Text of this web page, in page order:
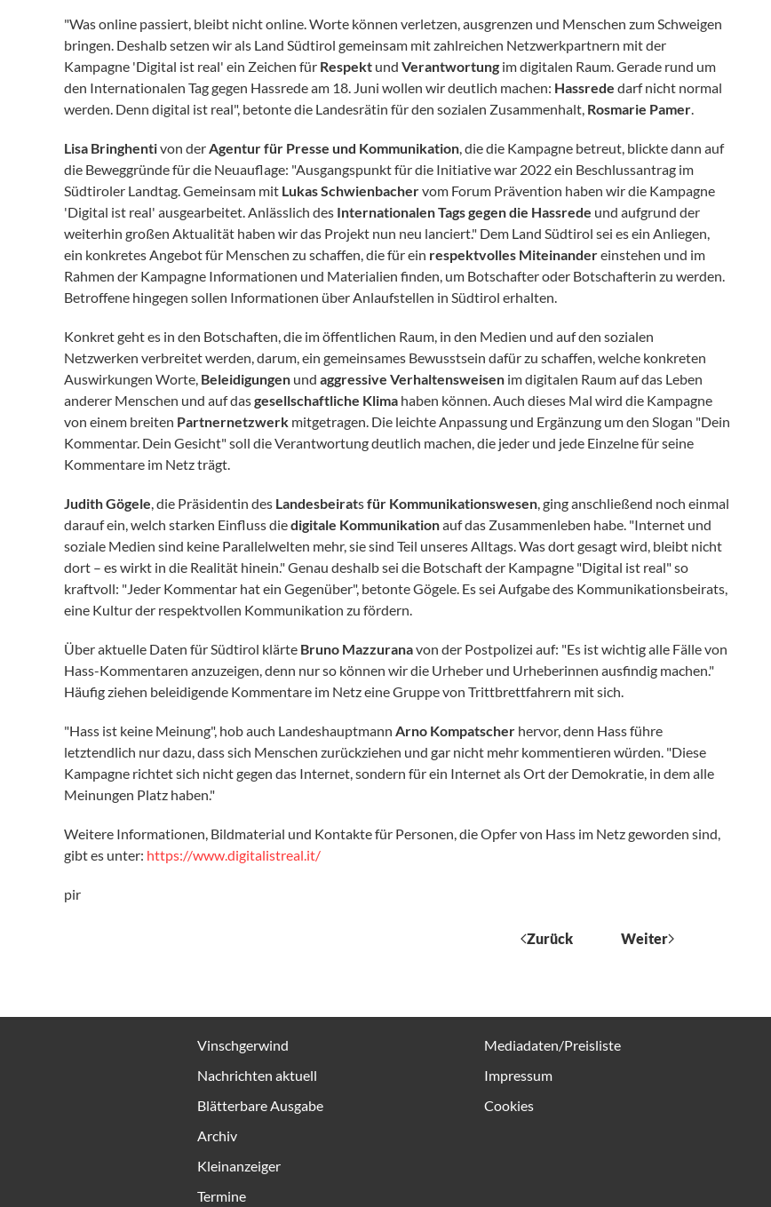
"Was online passiert, bleibt nicht online. Worte können verletzen, ausgrenzen und Menschen zum Schweigen
bringen. Deshalb setzen wir als Land Südtirol gemeinsam mit zahlreichen Netzwerkpartnern mit der
Kampagne 'Digital ist real' ein Zeichen für Respekt und Verantwortung im digitalen Raum. Gerade rund um
den Internationalen Tag gegen Hassrede am 18. Juni wollen wir deutlich machen: Hassrede darf nicht normal
werden. Denn digital ist real", betonte die Landesrätin für den sozialen Zusammenhalt, Rosmarie Pamer.
Lisa Bringhentivon derAgentur für Presse und Kommunikation, die die Kampagne betreut, blickte dann auf
die Beweggründe für die Neuauflage: "Ausgangspunkt für die Initiative war 2022 ein Beschlussantrag im
Südtiroler Landtag. Gemeinsam mit Lukas Schwienbachervom Forum Prävention haben wir die Kampagne
'Digital ist real' ausgearbeitet. Anlässlich des Internationalen Tags gegen die Hassrede und aufgrund der
weiterhin großen Aktualität haben wir das Projekt nun neu lanciert." Dem Land Südtirol sei es ein Anliegen,
ein konkretes Angebot für Menschen zu schaffen, die für ein respektvolles Miteinandereinstehen und im
Rahmen der Kampagne Informationen und Materialien finden, um Botschafter oder Botschafterin zu werden.
Betroffene hingegen sollen Informationen über Anlaufstellen in Südtirol erhalten.
Konkret geht es in den Botschaften, die im öffentlichen Raum, in den Medien und auf den sozialen
Netzwerken verbreitet werden, darum, ein gemeinsames Bewusstsein dafür zu schaffen, welche konkreten
Auswirkungen Worte, Beleidigungen und aggressive Verhaltensweisen im digitalen Raum auf das Leben
anderer Menschen und auf dasgesellschaftliche Klima haben können. Auch dieses Mal wird die Kampagne
von einem breiten Partnernetzwerk mitgetragen. Die leichte Anpassung und Ergänzung um den Slogan "Dein
Kommentar. Dein Gesicht" soll die Verantwortung deutlich machen, die jeder und jede Einzelne für seine
Kommentare im Netz trägt.
Judith Gögele, die Präsidentin des Landesbeiratsfür Kommunikationswesen, ging anschließend noch einmal
darauf ein, welch starken Einfluss diedigitale Kommunikationauf das Zusammenleben habe. "Internet und
soziale Medien sind keine Parallelwelten mehr, sie sind Teil unseres Alltags. Was dort gesagt wird, bleibt nicht
dort – es wirkt in die Realität hinein." Genau deshalb sei die Botschaft der Kampagne "Digital ist real" so
kraftvoll: "Jeder Kommentar hat ein Gegenüber", betonte Gögele. Es sei Aufgabe des Kommunikationsbeirats,
eine Kultur der respektvollen Kommunikation zu fördern.
Über aktuelle Daten für Südtirol klärte Bruno Mazzuranavon der Postpolizei auf: "Es ist wichtig alle Fälle von
Hass-Kommentaren anzuzeigen, denn nur so können wir die Urheber und Urheberinnen ausfindig machen."
Häufig ziehen beleidigende Kommentare im Netz eine Gruppe von Trittbrettfahrern mit sich.
"Hass ist keine Meinung", hob auch Landeshauptmann Arno Kompatscher hervor, denn Hass führe
letztendlich nur dazu, dass sich Menschen zurückziehen und gar nicht mehr kommentieren würden. "Diese
Kampagne richtet sich nicht gegen das Internet, sondern für ein Internet als Ort der Demokratie, in dem alle
Meinungen Platz haben."
Weitere Informationen, Bildmaterial und Kontakte für Personen, die Opfer von Hass im Netz geworden sind,
gibt es unter: https://www.digitalistreal.it/
pir
Zurück Weiter
Vinschgerwind
Nachrichten aktuell
Blätterbare Ausgabe
Archiv
Kleinanzeiger
Termine
Mediadaten/Preisliste
Impressum
Cookies